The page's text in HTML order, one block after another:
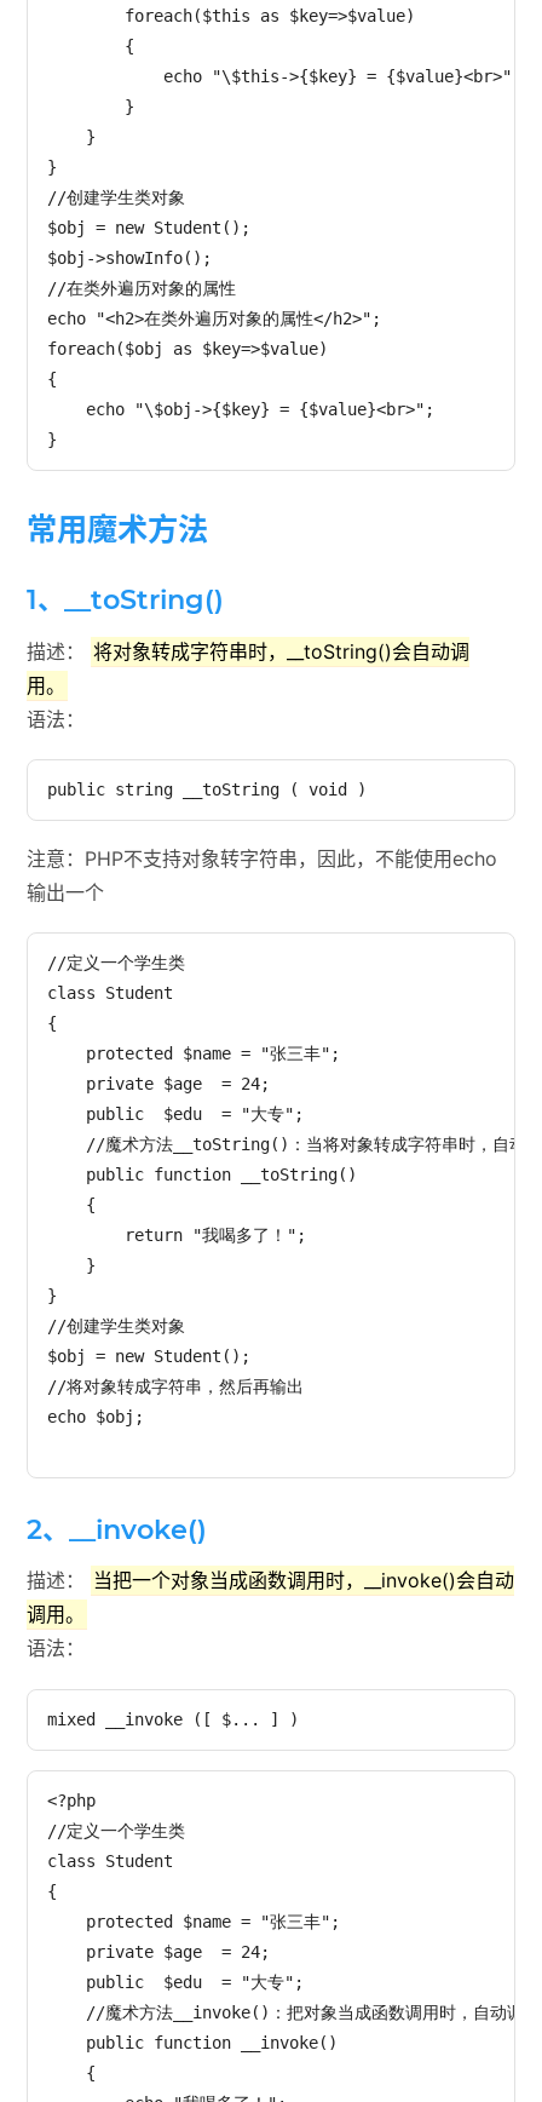
        foreach($this as $key=>$value)
        {
            echo "\$this->{$key} = {$value}<br>";
        }
    }
}
//创建学生类对象
$obj = new Student();
$obj->showInfo();
//在类外遍历对象的属性
echo "<h2>在类外遍历对象的属性</h2>";
foreach($obj as $key=>$value)
{
    echo "\$obj->{$key} = {$value}<br>";
常用魔术方法
1、__toString()
描述：
将对象转成字符串时，__toString()会自动调
用。
语法：
注意：PHP不支持对象转字符串，因此，不能使用echo
输出一个
//定义一个学生类
class Student
{
    protected $name = "张三丰";
    private $age  = 24;
    public  $edu  = "大专";
//魔术方法__toString()：当将对象转成字符串时，自动
    public function __toString()
    {
        return "我喝多了！";
    }
}
//创建学生类对象
$obj = new Student();
//将对象转成字符串，然后再输出
echo $obj;
2、__invoke()
描述：
当把一个对象当成函数调用时，__invoke()会自动
调用。
语法：
<?php
//定义一个学生类
class Student
{
    protected $name = "张三丰";
    private $age  = 24;
    public  $edu  = "大专";
    //魔术方法__invoke()：把对象当成函数调用时，自动调用
    public function __invoke()
    {